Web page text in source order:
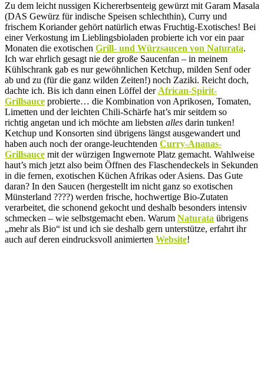
Zu dem leicht nussigen Kichererbsenteig gewürzt mit Garam Masala
(DAS Gewürz für indische Speisen schlechthin), Curry und
frischem Koriander gehört natürlich etwas Fruchtig-Exotisches! Bei
einer Verkostung im Lieblingsbioladen probierte ich vor ein paar
Monaten die exotischen Grill- und Würzsaucen von Naturata.
Ich war ehrlich gesagt nie der große Saucenfan – in meinem
Kühlschrank gab es nur gewöhnlichen Ketchup, milden Senf oder
ab und zu (für die ganz wilden Zeiten!) noch Zaziki. Reicht doch,
dachte ich. Bis ich dann einen Löffel der African-Spirit-
Grillsauce probierte… die Kombination von Aprikosen, Tomaten,
Limetten und der leichten Chili-Schärfe hat’s mir seitdem so
richtig angetan und ich möchte am liebsten alles darin tunken!
Ketchup und Konsorten sind übrigens längst ausgewandert und
haben auch noch der orange-leuchtenden Curry-Ananas-
Grillsauce mit der würzigen Ingwernote Platz gemacht. Wahlweise
haut’s mich jetzt also beim Öffnen des Flaschendeckels in Sekunden
in die fernen, exotischen Küchen Afrikas oder Asiens. Das Gute
daran? In den Saucen (hergestellt im nicht ganz so exotischen
Münsterland ????) werden frische, hochwertige Bio-Zutaten
verarbeitet, die schonend gekocht und deshalb besonders intensiv
schmecken – wie selbstgemacht eben. Warum Naturata übrigens
„mehr als Bio“ ist und ich sie deshalb gern unterstütze, erfahrt ihr
auch auf deren eindrucksvoll animierten Website!